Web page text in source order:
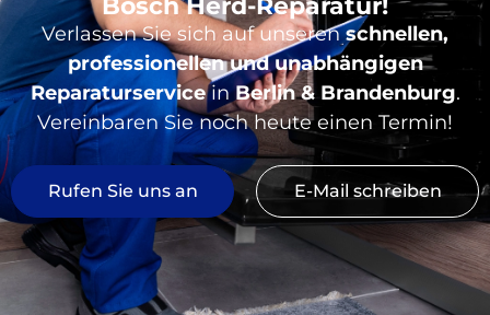
Verlassen Sie sich auf unserenschnellen,
professionellen und unabhängigen
ReparaturserviceinBerlin & Brandenburg.
Vereinbaren Sie noch heute einen Termin!
Rufen Sie uns an E-Mail schreiben